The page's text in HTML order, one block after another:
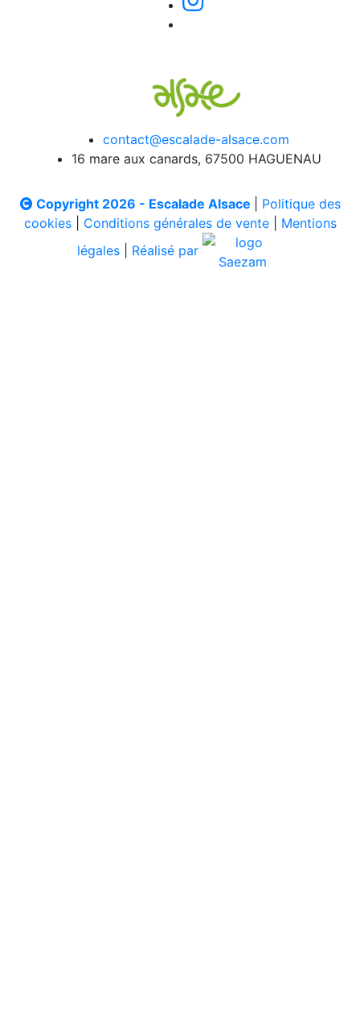
contact@escalade-alsace.com
16 mare aux canards, 67500 HAGUENAU
Copyright 2026 - Escalade Alsace
Politique des
cookies| Conditions générales de vente| Mentions
légales
Réalisé par